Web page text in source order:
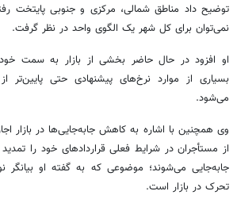
توضیح داد مناطق شمالی، مرکزی و جنوبی پایتخت
نمی‌توان برای کل شهر یک الگوی واحد در نظر گرفت.
او افزود در حال حاضر بخشی از بازار به سمت
بسیاری از موارد نرخ‌های پیشنهادی حتی پایین‌تر
می‌شود.
وی همچنین با اشاره به کاهش جابه‌جایی‌ها در بازار
از مستأجران در شرایط فعلی قراردادهای خود را
جابه‌جایی می‌شوند؛ موضوعی که به گفته او
تحرک در بازار است.